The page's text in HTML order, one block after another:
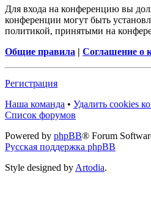
Для входа на конференцию вы
конференции могут быть
политикой, принятыми на
Общие правила | Соглашение о
Регистрация
Наша команда • Удалить cookies
Список форумов
Powered by phpBB® Forum
Русская поддержка phpBB
Style designed by Artodia.